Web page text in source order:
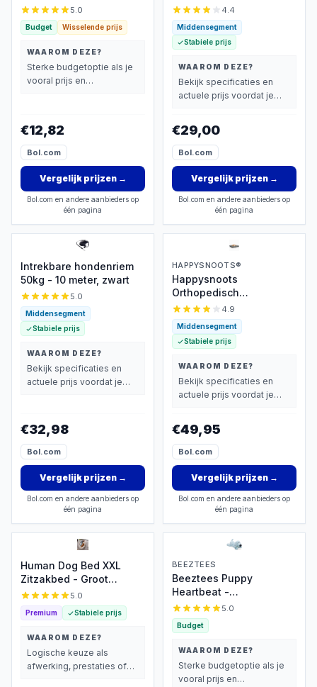
Trainingsspeeltje
5.0
Budget Wisselende prijs
WAAROM DEZE?
Sterke budgetoptie als je
vooral prijs en
€12,82
Bol.com
Vergelijk prijzen→
Bol.com en andere aanbieders op
één pagina
honden
4.4
Middensegment
Stabiele prijs
WAAROM DEZE?
Bekijk specificaties en
actuele prijs voordat je
€29,00
Bol.com
Vergelijk prijzen→
Bol.com en andere aanbieders op
één pagina
Intrekbare hondenriem
50kg - 10 meter, zwart
5.0
Middensegment
Stabiele prijs
WAAROM DEZE?
Bekijk specificaties en
actuele prijs voordat je
€32,98
Bol.com
Vergelijk prijzen→
Bol.com en andere aanbieders op
één pagina
HAPPYSNOOTS®
Happysnoots
Orthopedisch
Hondenkussen XL -
10cm Koudschuim
4.9
Middensegment
Stabiele prijs
WAAROM DEZE?
Bekijk specificaties en
actuele prijs voordat je
€49,95
Bol.com
Vergelijk prijzen→
Bol.com en andere aanbieders op
één pagina
Human Dog Bed XXL
Zitzakbed - Groot
Comfort voor
Volwassenen
5.0
Premium Stabiele prijs
WAAROM DEZE?
Logische keuze als
afwerking, prestaties of
BEEZTEES
Beeztees Puppy
Heartbeat -
Puppyknuffel met
hartslagfunctie
5.0
Budget
WAAROM DEZE?
Sterke budgetoptie als je
vooral prijs en